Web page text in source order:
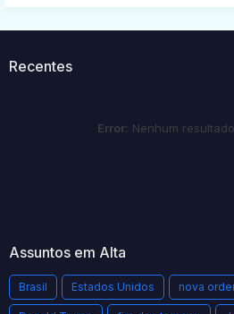
Recentes
Error: Nenhum
Assuntos em Alta
Brasil Estados Unidos nova